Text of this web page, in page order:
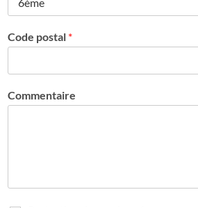
Code postal *
Commentaire